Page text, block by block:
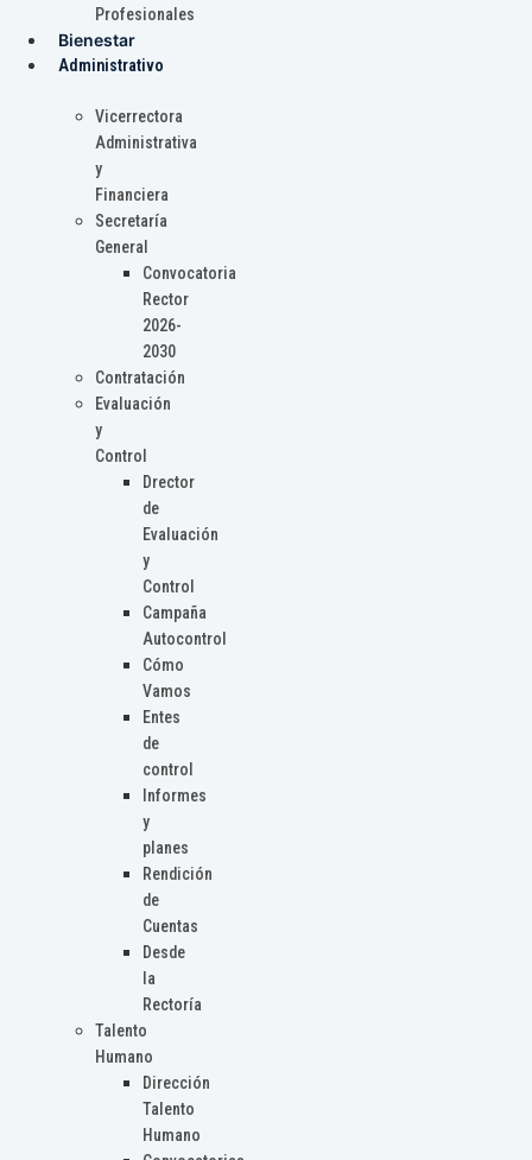
Profesionales
Bienestar
Administrativo
Vicerrectora
Administrativa
y
Financiera
Secretaría
General
Convocatoria
Rector
2026-
2030
Contratación
Evaluación
y
Control
Drector
de
Evaluación
y
Control
Campaña
Autocontrol
Cómo
Vamos
Entes
de
control
Informes
y
planes
Rendición
de
Cuentas
Desde
la
Rectoría
Talento
Humano
Dirección
Talento
Humano